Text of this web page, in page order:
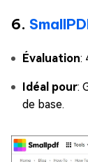
6.
Évaluation:
Idéal pour:
de base.